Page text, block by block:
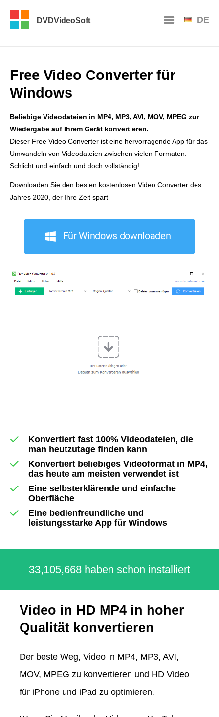
DVDVideoSoft DE
Free Video Converter für
Windows
Beliebige Videodateien in MP4, MP3, AVI, MOV, MPEG zur
Wiedergabe auf Ihrem Gerät konvertieren.
Dieser Free Video Converter ist eine hervorragende App für das
Umwandeln von Videodateien zwischen vielen Formaten.
Schlicht und einfach und doch vollständig!
Downloaden Sie den besten kostenlosen Video Converter des
Jahres 2020, der Ihre Zeit spart.
Für Windows downloaden
Konvertiert fast 100% Videodateien, die
man heutzutage finden kann
Konvertiert beliebiges Videoformat in MP4,
das heute am meisten verwendet ist
Eine selbsterklärende und einfache
Oberfläche
Eine bedienfreundliche und
leistungsstarke App für Windows
33,105,668 haben schon installiert
Video in HD MP4 in hoher
Qualität konvertieren
Der beste Weg, Video in MP4, MP3, AVI,
MOV, MPEG zu konvertieren und HD Video
für iPhone und iPad zu optimieren.